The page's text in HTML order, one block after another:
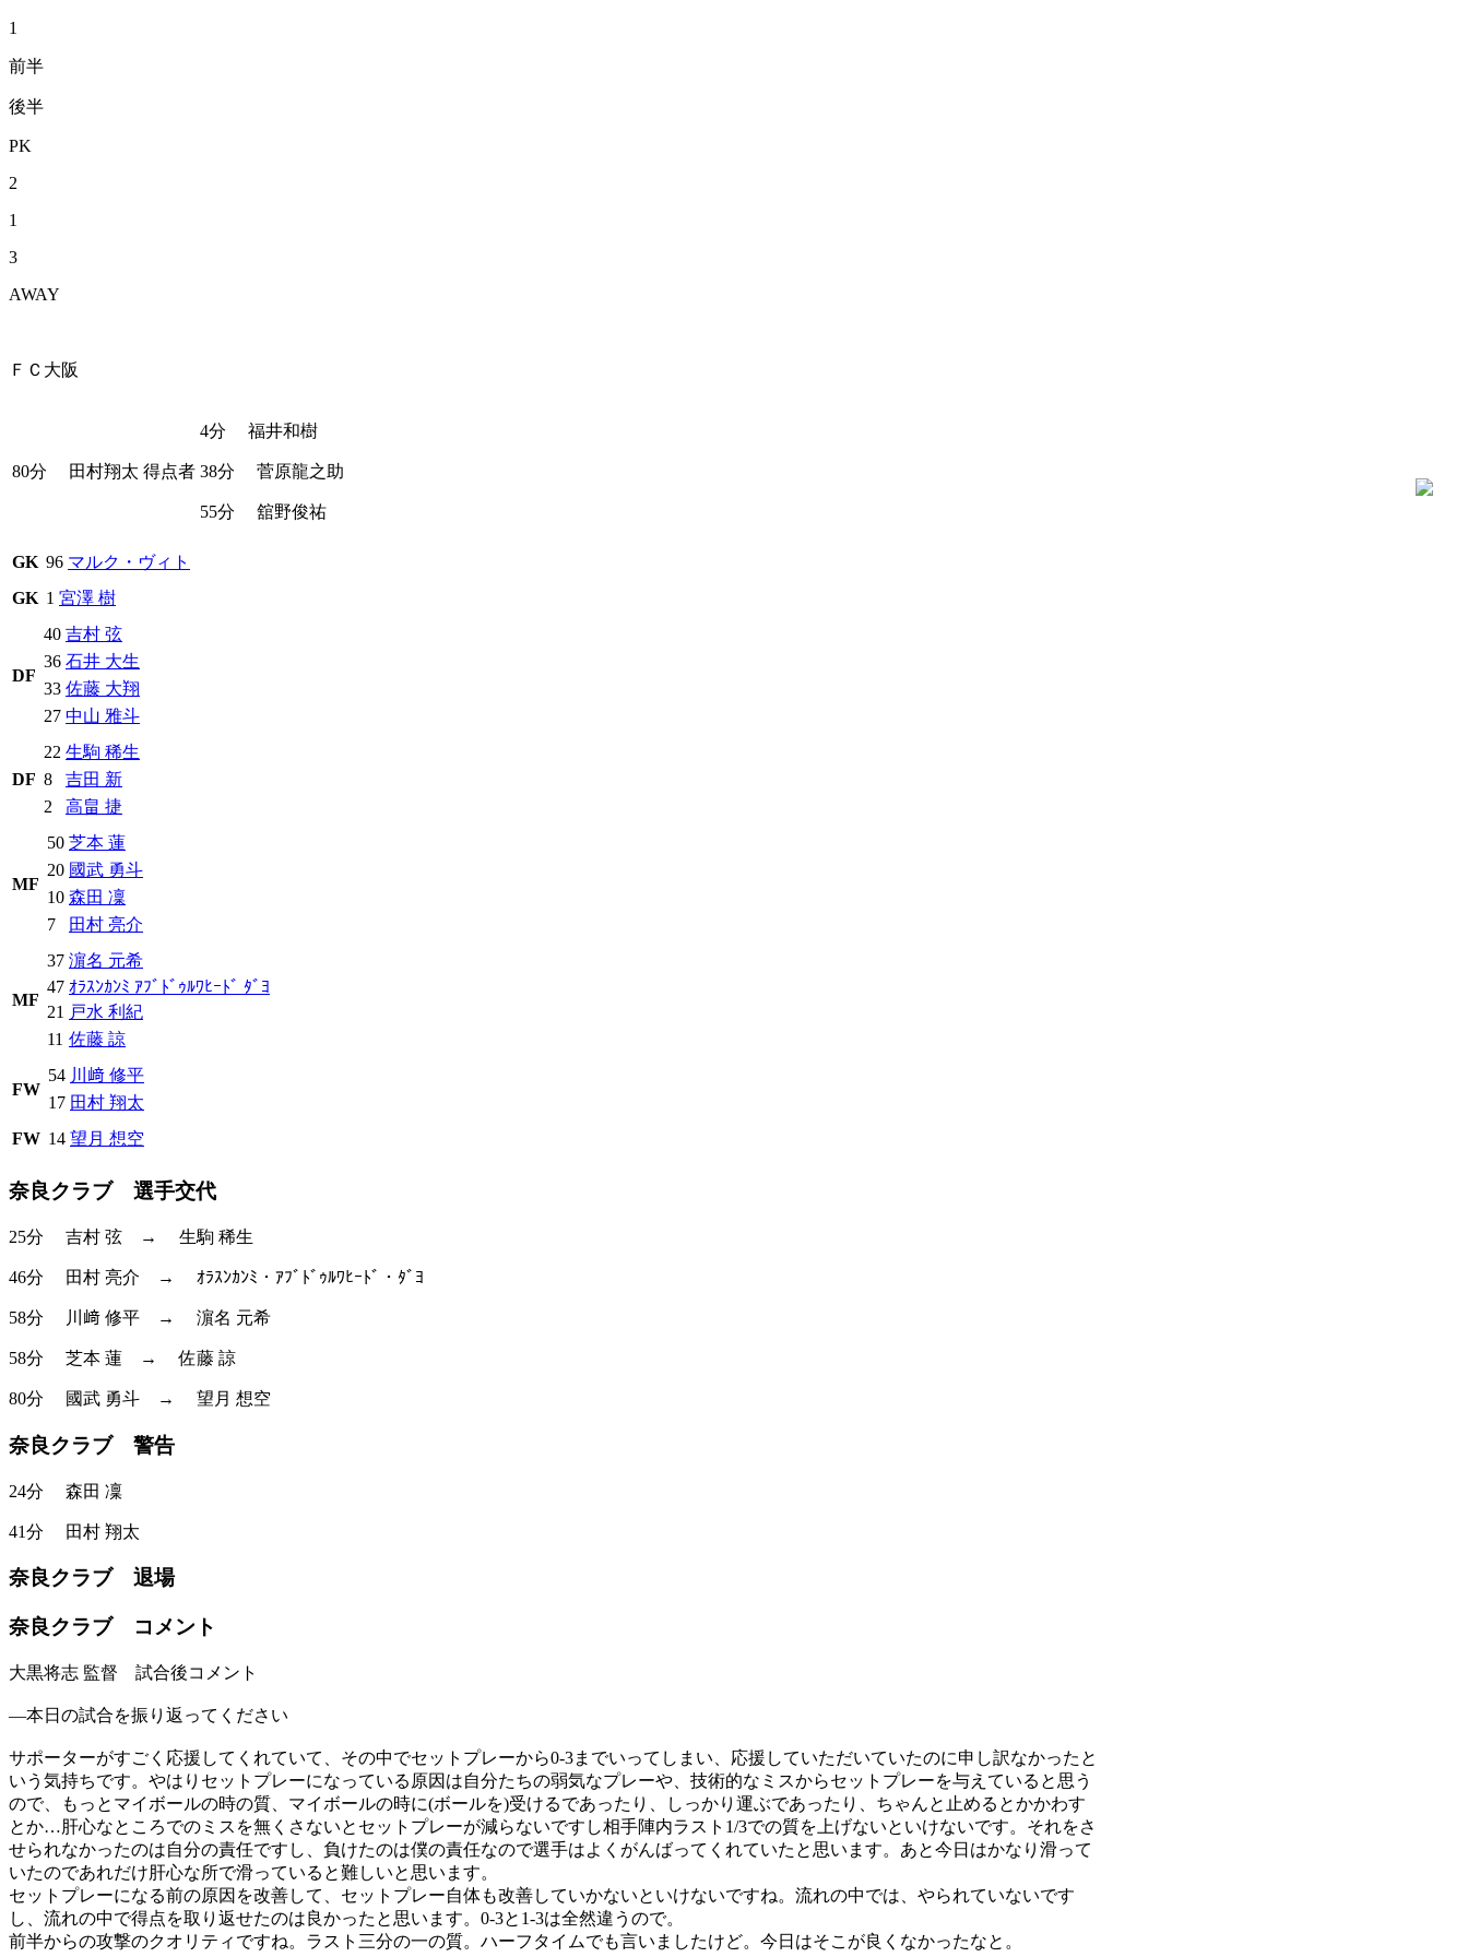
1
前半
後半
PK
2
1
3
AWAY
ＦＣ大阪
80分 田村翔太 得点者
4分 福井和樹
38分 菅原龍之助
55分 舘野俊祐
GK 96 マルク・ヴィト
GK 1 宮澤 樹
DF
40 吉村 弦
36 石井 大生
33 佐藤 大翔
27 中山 雅斗
DF
22 生駒 稀生
8
吉田 新
2
高畠 捷
MF
50 芝本 蓮
20 國武 勇斗
10 森田 凜
7
田村 亮介
MF
37 濵名 元希
47 ｵﾗｽﾝｶﾝﾐ ｱﾌﾞﾄﾞｩﾙﾜﾋｰﾄﾞ ﾀﾞﾖ
21 戸水 利紀
11 佐藤 諒
FW
54 川﨑 修平
17 田村 翔太
FW 14 望月 想空
奈良クラブ 選手交代
25分 吉村 弦 → 生駒 稀生
46分 田村 亮介 → ｵﾗｽﾝｶﾝﾐ・ｱﾌﾞﾄﾞｩﾙﾜﾋｰﾄﾞ・ﾀﾞﾖ
58分 川﨑 修平 → 濵名 元希
58分 芝本 蓮 →佐藤 諒
80分 國武 勇斗 → 望月 想空
奈良クラブ 警告
24分 森田 凜
41分 田村 翔太
奈良クラブ 退場
奈良クラブ コメント
大黒将志 監督 試合後コメント
―本日の試合を振り返ってください
サポーターがすごく応援してくれていて、その中でセットプレーから0-3までいってしまい、応援していただいていたのに申し訳なかったと
いう気持ちです。やはりセットプレーになっている原因は自分たちの弱気なプレーや、技術的なミスからセットプレーを与えていると思う
ので、もっとマイボールの時の質、マイボールの時に(ボールを)受けるであったり、しっかり運ぶであったり、ちゃんと止めるとかかわす
とか…肝心なところでのミスを無くさないとセットプレーが減らないですし相手陣内ラスト1/3での質を上げないといけないです。それをさ
せられなかったのは自分の責任ですし、負けたのは僕の責任なので選手はよくがんばってくれていたと思います。あと今日はかなり滑って
いたのであれだけ肝心な所で滑っていると難しいと思います。
セットプレーになる前の原因を改善して、セットプレー自体も改善していかないといけないですね。流れの中では、やられていないです
し、流れの中で得点を取り返せたのは良かったと思います。0-3と1-3は全然違うので。
前半からの攻撃のクオリティですね。ラスト三分の一の質。ハーフタイムでも言いましたけど。今日はそこが良くなかったなと。